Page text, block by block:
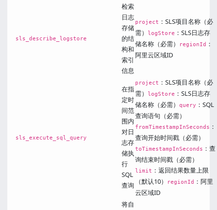
sls_describe_logstore
检索
日志
存储
的结
构和
索引
信息
project ：SLS项目名称（必
需） logStore ：SLS日志存
储名称（必需）
regionId ：
阿里云区域ID
sls_execute_sql_query
在指
定时
间范
围内
对日
志存
储执
行
SQL
查询
project ：SLS项目名称（必
需） logStore ：SLS日志存
储名称（必需） query ：SQL
查询语句（必需）
fromTimestampInSeconds ：
查询开始时间戳（必需）
toTimestampInSeconds ：查
询结束时间戳（必需）
limit ：返回结果数量上限
（默认10）
regionId ：阿里
云区域ID
将自